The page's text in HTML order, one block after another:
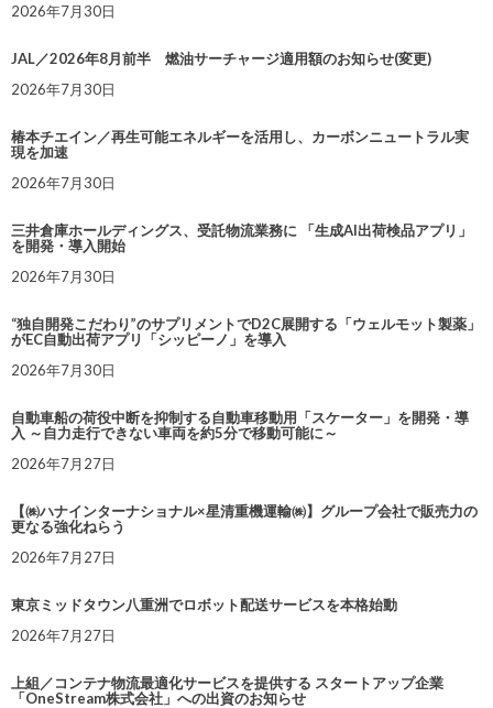
2026年7月30日
JAL／2026年8月前半 燃油サーチャージ適用額のお知らせ(変更)
2026年7月30日
椿本チエイン／再生可能エネルギーを活用し、カーボンニュートラル実
現を加速
2026年7月30日
三井倉庫ホールディングス、受託物流業務に 「生成AI出荷検品アプリ」
を開発・導入開始
2026年7月30日
“独自開発こだわり”のサプリメントでD2C展開する「ウェルモット製薬」
がEC自動出荷アプリ「シッピーノ」を導入
2026年7月30日
自動車船の荷役中断を抑制する自動車移動用「スケーター」を開発・導
入 ～自力走行できない車両を約5分で移動可能に～
2026年7月27日
【㈱ハナインターナショナル×星清重機運輸㈱】グループ会社で販売力の
更なる強化ねらう
2026年7月27日
東京ミッドタウン八重洲でロボット配送サービスを本格始動
2026年7月27日
上組／コンテナ物流最適化サービスを提供する スタートアップ企業
「OneStream株式会社」への出資のお知らせ